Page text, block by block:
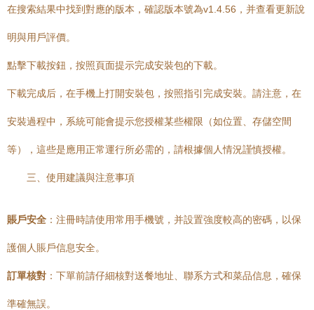
在搜索結果中找到對應的版本，確認版本號為v1.4.56，并查看更新說
明與用戶評價。
點擊下載按鈕，按照頁面提示完成安裝包的下載。
下載完成后，在手機上打開安裝包，按照指引完成安裝。請注意，在
安裝過程中，系統可能會提示您授權某些權限（如位置、存儲空間
等），這些是應用正常運行所必需的，請根據個人情況謹慎授權。
三、使用建議與注意事項
賬戶安全 ：注冊時請使用常用手機號，并設置強度較高的密碼，以保
護個人賬戶信息安全。
訂單核對 ：下單前請仔細核對送餐地址、聯系方式和菜品信息，確保
準確無誤。